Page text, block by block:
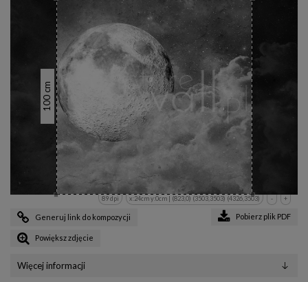
100
cm
+
-
x:24cm y:0cm | (823,0) (3503,3503) (4326,3503)
89 dpi
Generuj link do kompozycji Pobierz plik PDF
Powiększ zdjęcie
Więcej informacji